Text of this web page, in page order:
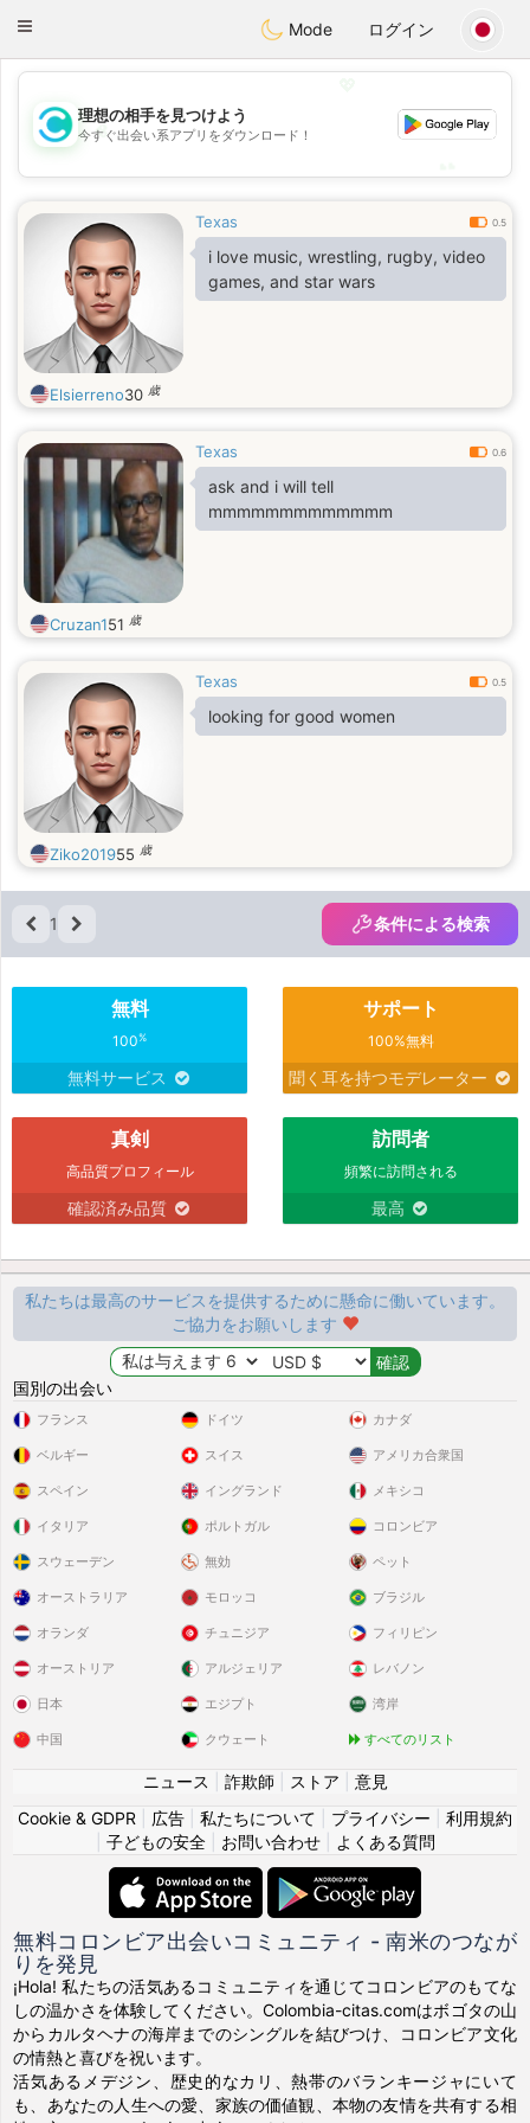
olombiaCitas
Toggle
Mode ログイン
💖
💕
理想の相手を見つけよう
今すぐ出会い系アプリをダウンロード！
Texas 0.5
i love music, wrestling, rugby, video
games, and star wars
Elsierreno30 歳
Texas 0.6
ask and i will tell
mmmmmmmmmmmmm
Cruzan151 歳
Texas 0.5
looking for good women
Ziko201955 歳
1 条件による検索
無料
100%
無料サービス
サポート
100%無料
聞く耳を持つモデレーター
真剣
高品質プロフィール
確認済み品質
訪問者
頻繁に訪問される
最高
私たちは最高のサービスを提供するために懸命に働いています。
ご協力をお願いします
国別の出会い
フランス
ベルギー
スペイン
イタリア
スウェーデン
ドイツ
スイス
イングランド
ポルトガル
無効
カナダ
アメリカ合衆国
メキシコ
コロンビア
ペット
オーストラリア
オランダ
オーストリア
日本
中国
モロッコ
チュニジア
アルジェリア
エジプト
クウェート
ブラジル
フィリピン
レバノン
湾岸
すべてのリスト
ニュース 詐欺師 ストア
意見
Cookie & GDPR
広告 私たちについて プライバシー
利用規約
子どもの安全| お問い合わせ| よくある質問
無料コロンビア出会いコミュニティ - 南米のつなが
りを発見
¡Hola! 私たちの活気あるコミュニティを通じてコロンビアのもてな
しの温かさを体験してください。Colombia-citas.comはボゴタの山
からカルタヘナの海岸までのシングルを結びつけ、コロンビア文化
の情熱と喜びを祝います。
活気あるメデジン、歴史的なカリ、熱帯のバランキージャにいて
も、あなたの人生への愛、家族の価値観、本物の友情を共有する相